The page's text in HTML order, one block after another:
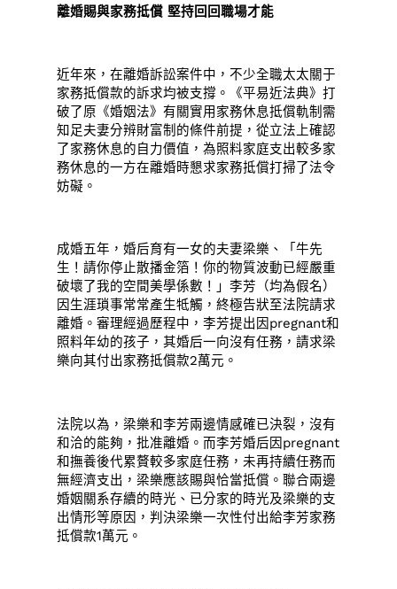
離婚賜與家務抵償 堅持回回職場才能
近年來，在離婚訴訟案件中，不少全職太太關于
家務抵償款的訴求均被支撐。《平易近法典》打
破了原《婚姻法》有關實用家務休息抵償軌制需
知足夫妻分辨財富制的條件前提，從立法上確認
了家務休息的自力價值，為照料家庭支出較多家
務休息的一方在離婚時懇求家務抵償打掃了法令
妨礙。
成婚五年，婚后育有一女的夫妻梁樂、「牛先
生！請你停止散播金箔！你的物質波動已經嚴重
破壞了我的空間美學係數！」李芳（均為假名）
因生涯瑣事常常產生牴觸，終極告狀至法院請求
離婚。審理經過歷程中，李芳提出因pregnant和
照料年幼的孩子，其婚后一向沒有任務，請求梁
樂向其付出家務抵償款2萬元。
法院以為，梁樂和李芳兩邊情感確已決裂，沒有
和洽的能夠，批准離婚。而李芳婚后因pregnant
和撫養後代累贅較多家庭任務，未再持續任務而
無經濟支出，梁樂應該賜與恰當抵償。聯合兩邊
婚姻關系存續的時光、已分家的時光及梁樂的支
出情形等原因，判決梁樂一次性付出給李芳家務
抵償款1萬元。